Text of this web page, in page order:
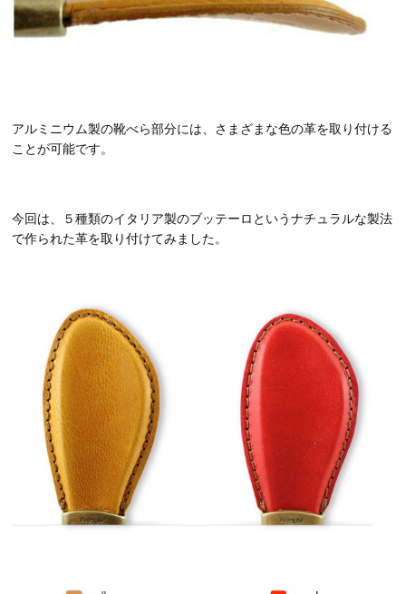
アルミニウム製の靴べら部分には、さまざまな色の革を取り付ける
ことが可能です。
今回は、５種類のイタリア製のブッテーロというナチュラルな製法
で作られた革を取り付けてみました。